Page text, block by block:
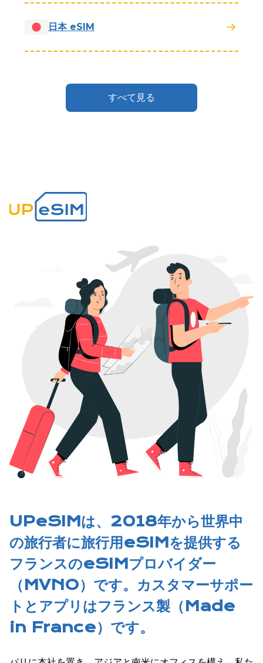
日本 eSIM
すべて見る
UPeSIMは、2018年から世界中
の旅行者に旅行用eSIMを提供する
フランスのeSIMプロバイダー
（MVNO）です。カスタマーサポー
トとアプリはフランス製（Made
in France）です。